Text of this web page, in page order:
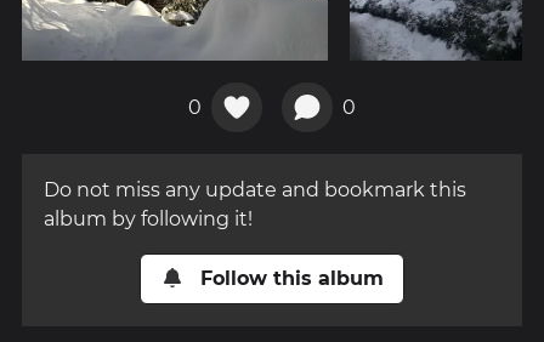
0 0
Do not miss any update and bookmark this
album by following it!
Follow this album